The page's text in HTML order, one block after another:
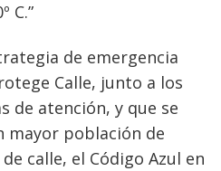
C.”
de emergencia
Calle, junto a los
de atención, y que se
mayor población de
calle, el Código Azul en